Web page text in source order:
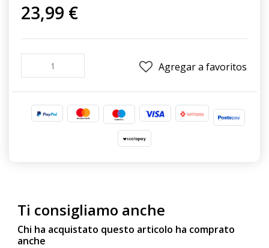
23,99 €
Agregar a favoritos
Ti consigliamo anche
Chi ha acquistato questo articolo ha comprato
anche